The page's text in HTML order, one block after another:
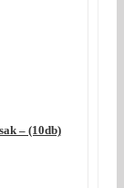
– (10db)